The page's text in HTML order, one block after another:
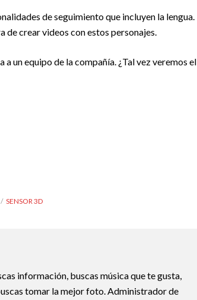
de seguimiento que incluyen la lengua.
de crear videos con estos personajes.
un equipo de la compañía. ¿Tal vez veremos el
SENSOR 3D
información, buscas música que te gusta,
tomar la mejor foto. Administrador de